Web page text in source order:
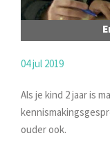
04 jul 2019
Als je kind 2 jaar is
ouder ook.